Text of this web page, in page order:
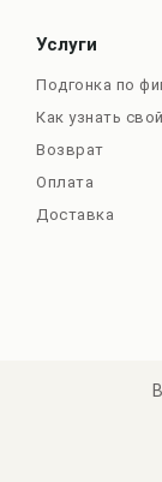
Услуги
Подгонка по
Как узнать
Возврат
Оплата
Доставка